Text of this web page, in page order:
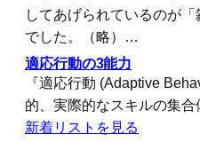
してあげられているのが
でした。（略）…
適応行動の3能力
『適応行動 (Adaptive
的、実際的なスキルの集
新着リストを見る